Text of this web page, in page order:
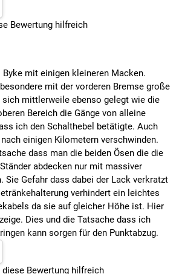
Bewertung hilfreich
Byke mit einigen kleineren Macken.
mit der vorderen Bremse große
sich mittlerweile ebenso gelegt wie die
Bereich die Gänge von alleine
ich den Schalthebel betätigte. Auch
einigen Kilometern verschwinden.
dass man die beiden Ösen die die
abdecken nur mit massiver
Sie Gefahr dass dabei der Lack verkratzt
verhindert ein leichtes
da sie auf gleicher Höhe ist. Hier
Dies und die Tatsache dass ich
kann sorgen für den Punktabzug.
diese Bewertung hilfreich